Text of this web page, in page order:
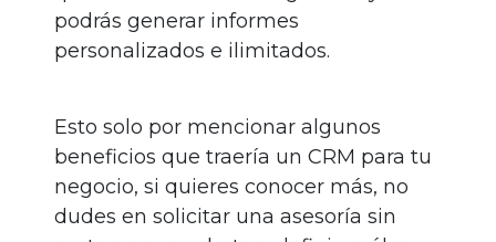
podrás generar informes
personalizados e ilimitados.
Esto solo por mencionar algunos
beneficios que traería un CRM para tu
negocio, si quieres conocer más, no
dudes en solicitar una asesoría sin